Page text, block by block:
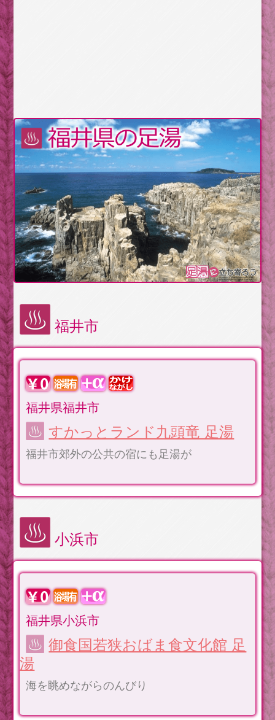
福井市
福井県福井市
すかっとランド九頭竜 足湯
福井市郊外の公共の宿にも足湯が
小浜市
福井県小浜市
御食国若狭おばま食文化館 足
湯
海を眺めながらのんびり